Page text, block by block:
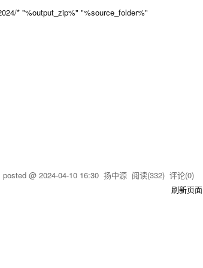
* "%output_zip%" "%source_folder%"
posted @ 2024-04-10 16:30 扬中源 阅读(332) 评论(0)
刷新页面